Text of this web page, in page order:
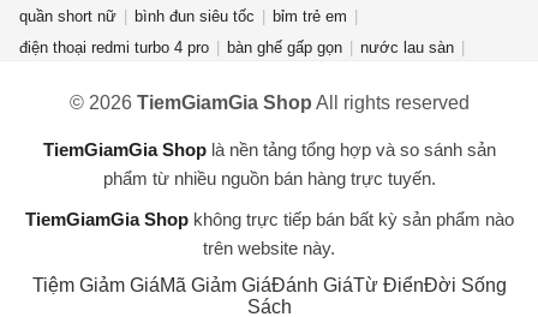
quần short nữ
bình đun siêu tốc
bỉm trẻ em
điện thoại redmi turbo 4 pro
bàn ghế gấp gọn
nước lau sàn
máy giặt cửa ngang
phụ kiện thời trang
áo khoác nam
nước hoa mini
gấu bông hải cẩu bột giặt OMO
máy xay sinh tố
máy hút ẩm kem forencos trắng túi đeo
© 2026 TiemGiamGia Shop All rights reserved
TiemGiamGia Shoplà nền tảng tổng hợp và so sánh sản
phẩm từ nhiều nguồn bán hàng trực tuyến.
TiemGiamGia Shopkhông trực tiếp bán bất kỳ sản phẩm nào
trên website này.
Tiệm Giảm GiáMã Giảm GiáĐánh GiáTừ ĐiểnĐời Sống
Sách